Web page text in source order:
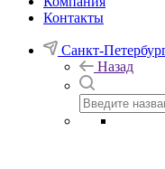
Контакты
Санкт-
Назад